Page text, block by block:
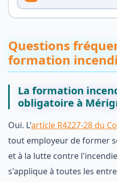
Questions
formation
La formation
obligatoire à
Oui. L'article R4227-28 du
tout employeur de former
et à la lutte contre
s'applique à toutes les